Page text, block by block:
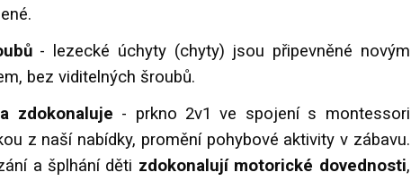
- lezecké úchyty (chyty) jsou připevněné novým
bez viditelných šroubů.
zdokonaluje - prkno 2v1 ve spojení s montessori
z naší nabídky, promění pohybové aktivity v zábavu.
a šplhání děti zdokonalují motorické dovednosti,